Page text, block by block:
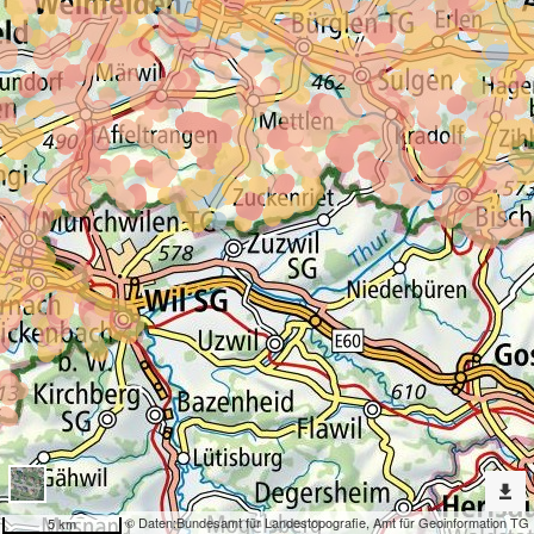
© Daten:Bundesamt für Landestopografie, Amt für Geoinformation TG
5 km
Erweiterte
Werkzeuge
Admin.
Einteilungen
Dargestellte
Karten
Landwertzonen in Bauzonen
Nach
weiteren
Karten
suchen?
Konfiguration